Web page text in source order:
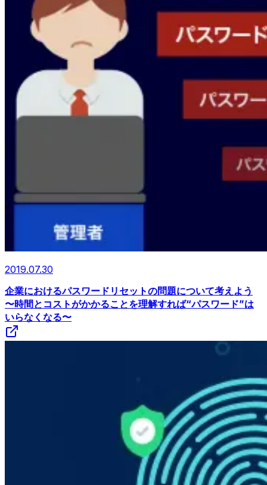
2019.07.30
企業におけるパスワードリセットの問題について考えよう
〜時間とコストがかかることを理解すれば“パスワード”は
いらなくなる〜